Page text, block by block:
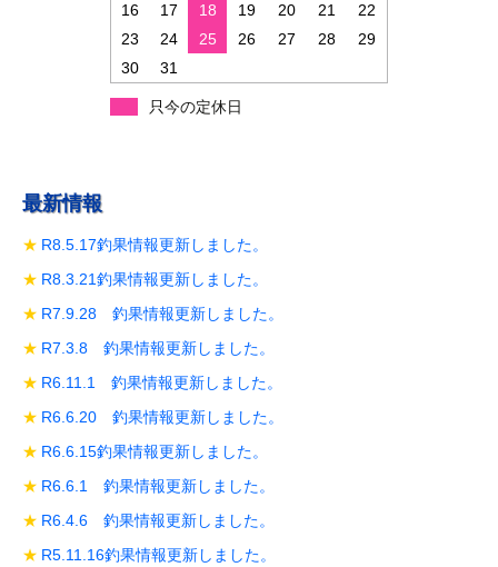
16
17 18 19 20 21
22
23
24 25 26 27 28
29
30
31
只今の定休日
最新情報
R8.5.17釣果情報更新しました。
R8.3.21釣果情報更新しました。
R7.9.28 釣果情報更新しました。
R7.3.8 釣果情報更新しました。
R6.11.1 釣果情報更新しました。
R6.6.20 釣果情報更新しました。
R6.6.15釣果情報更新しました。
R6.6.1 釣果情報更新しました。
R6.4.6 釣果情報更新しました。
R5.11.16釣果情報更新しました。